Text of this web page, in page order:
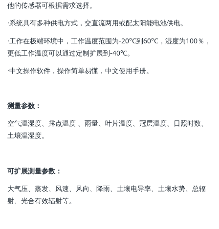
他的传感器可根据需求选择。
·系统具有多种供电方式，交直流两用或配太阳能电池供电。
·工作在极端环境中，工作温度范围为-20°C到60°C，湿度为100％，
更低工作温度可以通过定制扩展到-40℃。
·中文操作软件，操作简单易懂，中文使用手册。
测量参数：
空气温湿度、露点温度 、雨量、叶片温度、冠层温度、日照时数、
土壤温湿度。
可扩展测量参数：
大气压、蒸发、风速、风向、降雨、土壤电导率、土壤水势、总辐
射、光合有效辐射等。